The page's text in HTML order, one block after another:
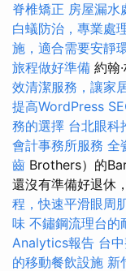
脊椎矯正 房屋漏水
白蟻防治，專業處
施，適合需要安靜
旅程做好準備 約翰
效清潔服務，讓家
提高WordPress
務的選擇 台北眼科
會計事務所服務 全
齒 Brothers）的
還沒有準備好退休
程，快速平滑眼周
味 不鏽鋼流理台的
Analytics報告 台
的移動餐飲設施 新